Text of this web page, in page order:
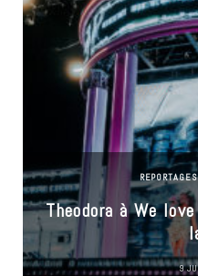
Theodora à We
9